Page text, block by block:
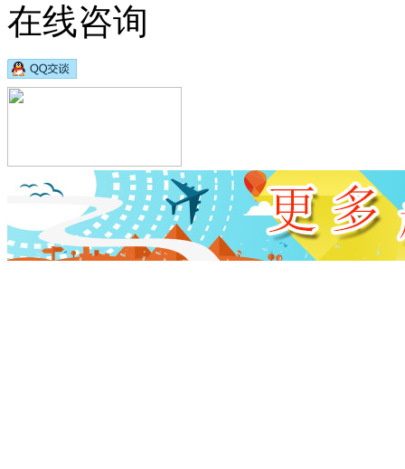
在线咨询